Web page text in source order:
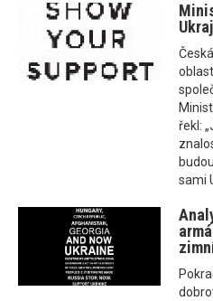
řekl:
sami